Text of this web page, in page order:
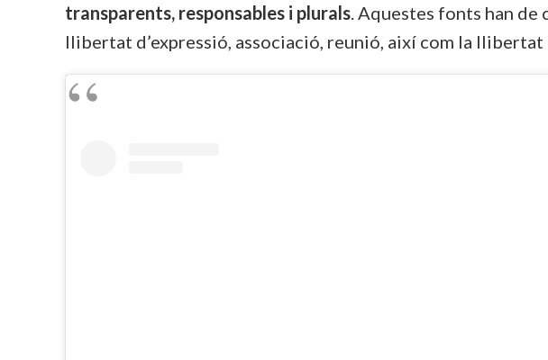
transparents, responsables i plurals . Aquestes fonts han
llibertat d’expressió, associació, reunió, així com la llibertat